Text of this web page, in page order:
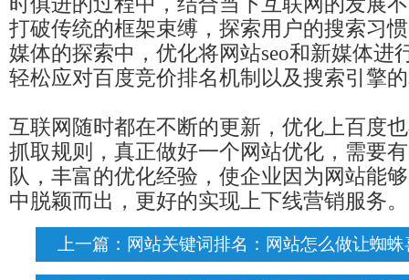
打破传统的框架束缚，探索用户的搜索习
媒体的探索中，优化将网站seo和新媒体进
轻松应对百度竞价排名机制以及搜索引擎
互联网随时都在不断的更新，优化上百度
抓取规则，真正做好一个网站优化，需要
队，丰富的优化经验，使企业因为网站能
中脱颖而出，更好的实现上下线营销服务。
上一篇： 网站关键词排名：网站怎么做让蜘蛛